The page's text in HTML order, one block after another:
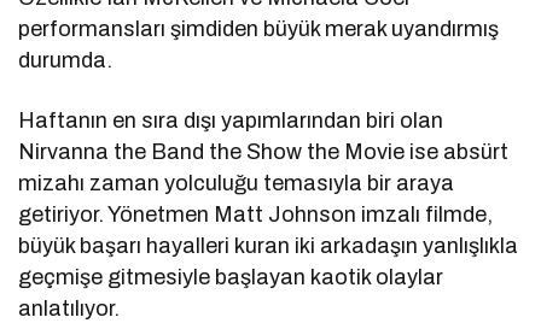
performansları şimdiden büyük merak uyandırmış
durumda.
Haftanın en sıra dışı yapımlarından biri olan
Nirvanna the Band the Show the Movie ise absürt
mizahı zaman yolculuğu temasıyla bir araya
getiriyor. Yönetmen Matt Johnson imzalı filmde,
büyük başarı hayalleri kuran iki arkadaşın yanlışlıkla
geçmişe gitmesiyle başlayan kaotik olaylar
anlatılıyor.